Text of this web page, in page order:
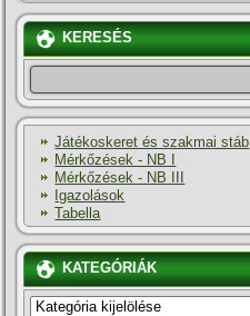
KERESÉS
Játékoskeret és szakmai stáb
Mérkőzések - NB I
Mérkőzések - NB III
Igazolások
Tabella
KATEGÓRIÁK
KATEGÓRIÁK